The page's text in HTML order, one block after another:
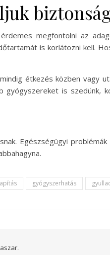
megfontolni az
is korlátozni kell.
étkezés közben vagy
gyógyszereket is szedünk,
Egészségügyi
gyógyszerhatás